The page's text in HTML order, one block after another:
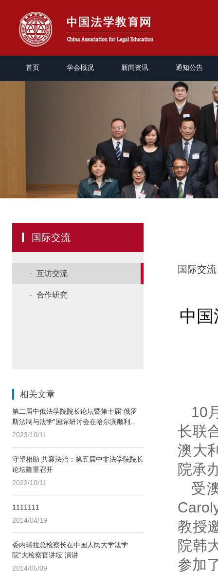
首页 学会概况 新闻资讯 通知公告
国际交流
互访交流
合作研究
相关文章
第二届中俄法学院院长论坛暨第十届“俄罗
斯法制与法学”国际研讨会在哈尔滨顺利召
开
2023/10/11
守望相助 共襄法治：第五届中非法学院院长
论坛隆重召开
2022/10/11
1111111
2014/04/19
委内瑞拉总检察长在中国人民大学法学
院“大检察官讲坛”演讲
2014/05/09
国际交流
中
10
长联
澳大
院承
受
教授
院韩
参加